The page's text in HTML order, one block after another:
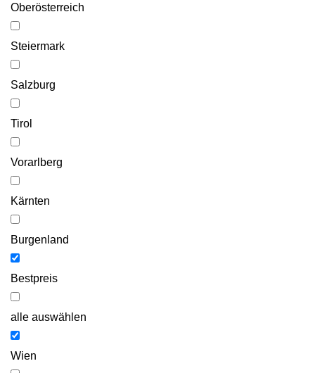
Oberösterreich
Steiermark
Salzburg
Tirol
Vorarlberg
Kärnten
Burgenland
Bestpreis
alle auswählen
Wien